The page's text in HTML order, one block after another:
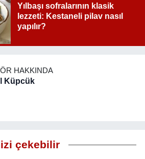
Yılbaşı sofralarının klasik
lezzeti: Kestaneli pilav nasıl
yapılır?
HAKKINDA
Küpcük
çekebilir